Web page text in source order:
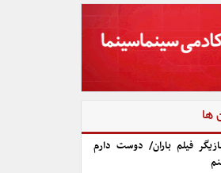
ها
فیلم باران/ دوست دارم